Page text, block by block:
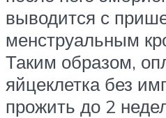
выводится с
менструальным
Таким образом,
яйцеклетка без
прожить до 2